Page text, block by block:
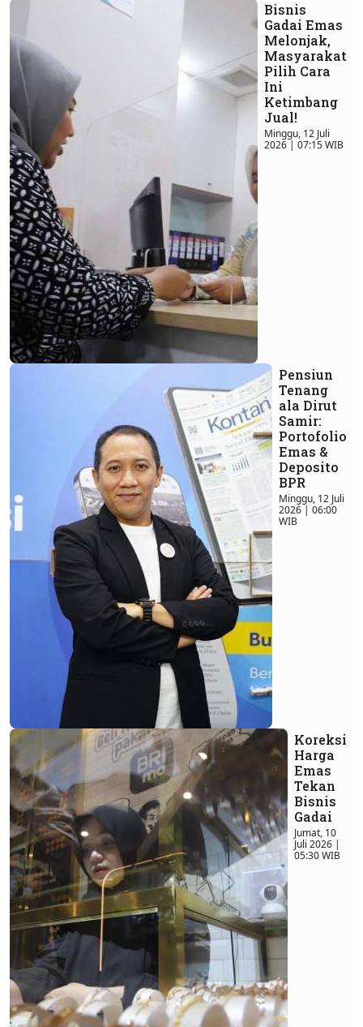
Bisnis
Gadai Emas
Melonjak,
Masyarakat
Pilih Cara
Ini
Ketimbang
Jual!
Minggu, 12 Juli
2026 | 07:15 WIB
Pensiun
Tenang
ala Dirut
Samir:
Portofolio
Emas &
Deposito
BPR
Minggu, 12 Juli
2026 | 06:00
WIB
Koreksi
Harga
Emas
Tekan
Bisnis
Gadai
Jumat, 10
Juli 2026 |
05:30 WIB